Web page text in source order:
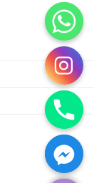
HIDE
CHATY